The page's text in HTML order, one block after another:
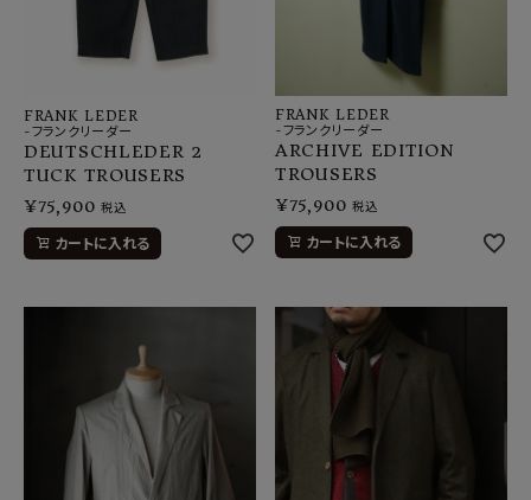
FRANK LEDER
-フランクリーダー
DEUTSCHLEDER 2
TUCK TROUSERS
¥75,900 税込
カートに入れる
FRANK LEDER
-フランクリーダー
ARCHIVE EDITION
TROUSERS
¥75,900 税込
カートに入れる